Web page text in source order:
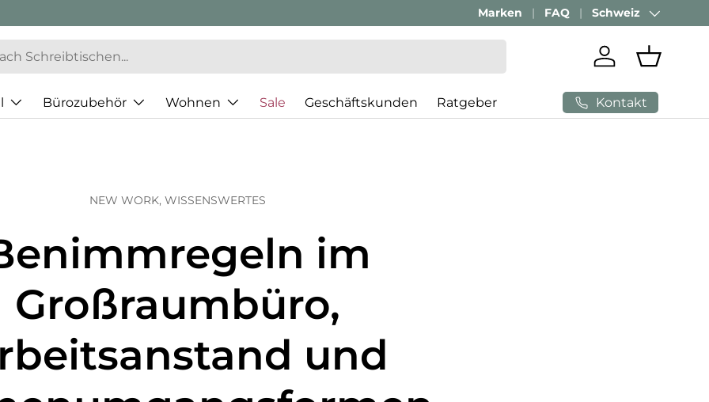
Marken FAQ Land/Region
Schweiz
Einloggen
Bürozubehör Wohnen Sale Geschäftskunden Ratgeber Kontakt
NEW WORK, WISSENSWERTES
im
Großraumbüro,
und